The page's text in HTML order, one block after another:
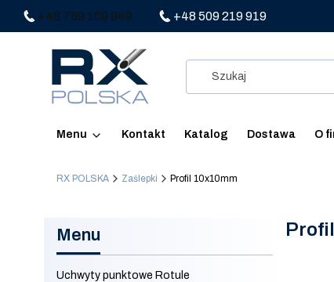
+48 789 169 949 +48 509 219 919
Menu Kontakt Katalog Dostawa O
RX POLSKA Zaślepki Profil 10x10mm
Menu
Uchwyty punktowe Rotule